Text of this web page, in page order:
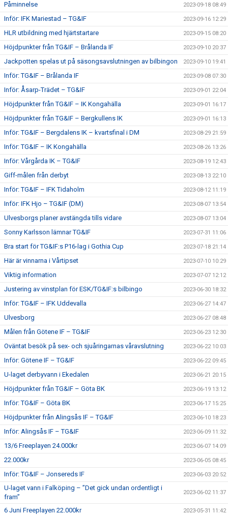
Påminnelse 2023-09-18 08:49
Inför: IFK Mariestad – TG&IF 2023-09-16 12:29
HLR utbildning med hjärtstartare 2023-09-15 08:20
Höjdpunkter från TG&IF – Brålanda IF 2023-09-10 20:37
Jackpotten spelas ut på säsongsavslutningen av bilbingon 2023-09-10 19:41
Inför: TG&IF – Brålanda IF 2023-09-08 07:30
Inför: Åsarp-Trädet – TG&IF 2023-09-01 22:04
Höjdpunkter från TG&IF – IK Kongahälla 2023-09-01 16:17
Höjdpunkter från TG&IF – Bergkullens IK 2023-09-01 16:13
Inför: TG&IF – Bergdalens IK – kvartsfinal i DM 2023-08-29 21:59
Inför: TG&IF – IK Kongahälla 2023-08-26 13:26
Inför: Vårgårda IK – TG&IF 2023-08-19 12:43
Giff-målen från derbyt 2023-08-13 22:10
Inför: TG&IF – IFK Tidaholm 2023-08-12 11:19
Inför: IFK Hjo – TG&IF (DM) 2023-08-07 13:54
Ulvesborgs planer avstängda tills vidare 2023-08-07 13:04
Sonny Karlsson lämnar TG&IF 2023-07-31 11:06
Bra start för TG&IF:s P16-lag i Gothia Cup 2023-07-18 21:14
Här är vinnarna i Vårtipset 2023-07-10 10:29
Viktig information 2023-07-07 12:12
Justering av vinstplan för ESK/TG&IF:s bilbingo 2023-06-30 18:32
Inför: TG&IF – IFK Uddevalla 2023-06-27 14:47
Ulvesborg 2023-06-27 08:48
Målen från Götene IF – TG&IF 2023-06-23 12:30
Oväntat besök på sex- och sjuåringarnas våravslutning 2023-06-22 10:03
Inför: Götene IF – TG&IF 2023-06-22 09:45
U-laget derbyvann i Ekedalen 2023-06-21 20:15
Höjdpunkter från TG&IF – Göta BK 2023-06-19 13:12
Inför: TG&IF – Göta BK 2023-06-17 15:25
Höjdpunkter från Alingsås IF – TG&IF 2023-06-10 18:23
Inför: Alingsås IF – TG&IF 2023-06-09 11:32
13/6 Freeplayen 24.000kr 2023-06-07 14:09
22.000kr 2023-06-05 08:45
Inför: TG&IF – Jonsereds IF 2023-06-03 20:52
U-laget vann i Falköping – ”Det gick undan ordentligt i
fram”
2023-06-02 11:37
6 Juni Freeplayen 22.000kr 2023-05-31 11:42